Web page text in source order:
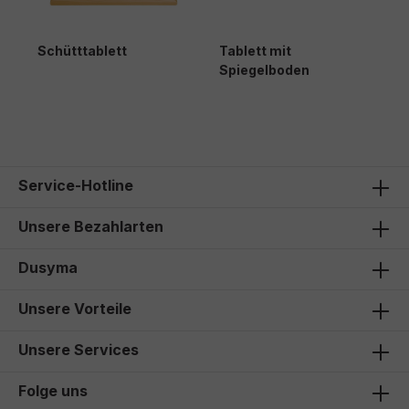
Schütttablett
Tablett mit
Spiegelboden
Service-Hotline
Unsere Bezahlarten
Dusyma
Unsere Vorteile
Unsere Services
Folge uns